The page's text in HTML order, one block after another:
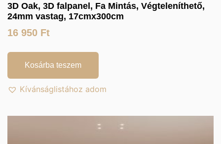
3D Oak, 3D falpanel, Fa Mintás, Végteleníthető,
24mm vastag, 17cmx300cm
16 950 Ft
Kosárba teszem
Kívánságlistához adom